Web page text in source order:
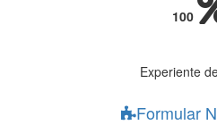
100
Experiente
Formular